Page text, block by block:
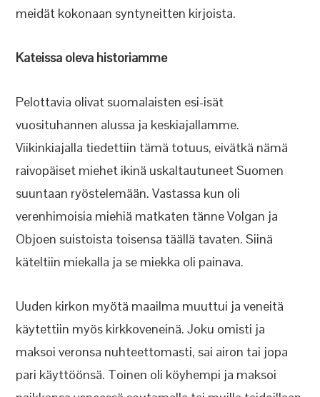
meidät kokonaan syntyneitten kirjoista.
Kateissa oleva historiamme
Pelottavia olivat suomalaisten esi-isät
vuosituhannen alussa ja keskiajallamme.
Viikinkiajalla tiedettiin tämä totuus, eivätkä nämä
raivopäiset miehet ikinä uskaltautuneet Suomen
suuntaan ryöstelemään. Vastassa kun oli
verenhimoisia miehiä matkaten tänne Volgan ja
Objoen suistoista toisensa täällä tavaten. Siinä
käteltiin miekalla ja se miekka oli painava.
Uuden kirkon myötä maailma muuttui ja veneitä
käytettiin myös kirkkoveneinä. Joku omisti ja
maksoi veronsa nuhteettomasti, sai airon tai jopa
pari käyttöönsä. Toinen oli köyhempi ja maksoi